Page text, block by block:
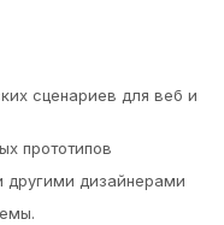
сценариев для веб и
прототипов
другими дизайнерами